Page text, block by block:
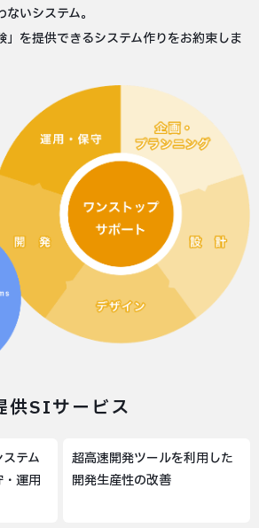
いシステム。
」を提供できるシステム作りをお約束しま
供SIサービス
テム
運用
超高速開発ツールを利用した
開発生産性の改善